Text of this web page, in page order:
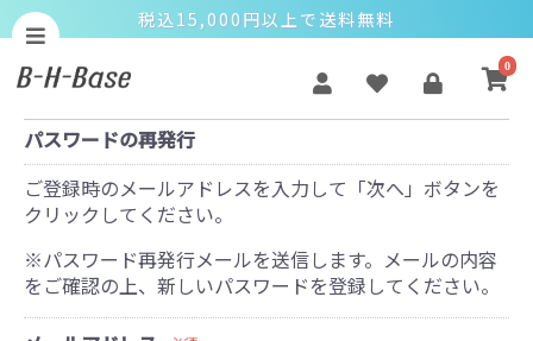
税込15,000円以上で送料無料
0
パスワードの再発行
ご登録時のメールアドレスを入力して「次へ」ボタンを
クリックしてください。
※パスワード再発行メールを送信します。メールの内容
をご確認の上、新しいパスワードを登録してください。